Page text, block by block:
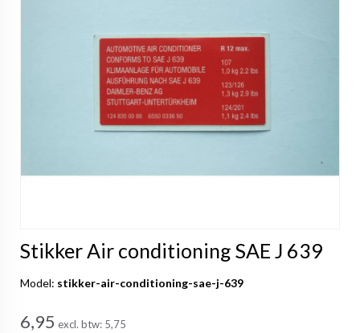
Stikker Air conditioning SAE J 639
Model: stikker-air-conditioning-sae-j-639
6,95 excl. btw: 5,75